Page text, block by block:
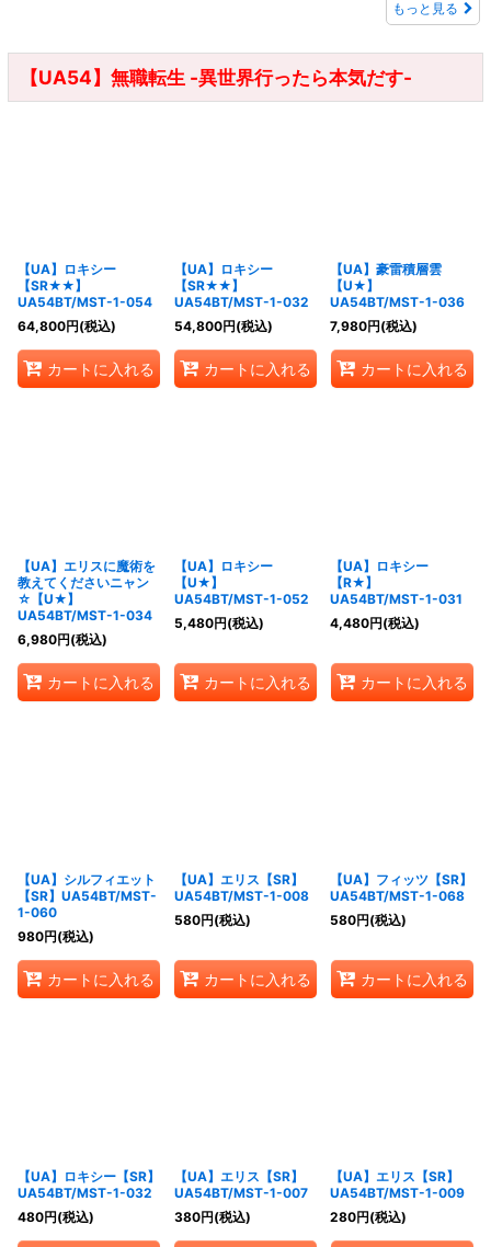
もっと見る
【UA54】無職転生 -異世界行ったら本気だす-
【UA】ロキシー
【SR★★】
UA54BT/MST-1-054
64,800円(税込)
カートに入れる
【UA】ロキシー
【SR★★】
UA54BT/MST-1-032
54,800円(税込)
カートに入れる
【UA】豪雷積層雲
【U★】
UA54BT/MST-1-036
7,980円(税込)
カートに入れる
【UA】エリスに魔術を
教えてくださいニャン
☆【U★】
UA54BT/MST-1-034
6,980円(税込)
カートに入れる
【UA】ロキシー
【U★】
UA54BT/MST-1-052
5,480円(税込)
カートに入れる
【UA】ロキシー
【R★】
UA54BT/MST-1-031
4,480円(税込)
カートに入れる
【UA】シルフィエット
【SR】UA54BT/MST-
1-060
980円(税込)
カートに入れる
【UA】エリス【SR】
UA54BT/MST-1-008
580円(税込)
カートに入れる
【UA】フィッツ【SR】
UA54BT/MST-1-068
580円(税込)
カートに入れる
【UA】ロキシー【SR】
UA54BT/MST-1-032
480円(税込)
【UA】エリス【SR】
UA54BT/MST-1-007
380円(税込)
【UA】エリス【SR】
UA54BT/MST-1-009
280円(税込)